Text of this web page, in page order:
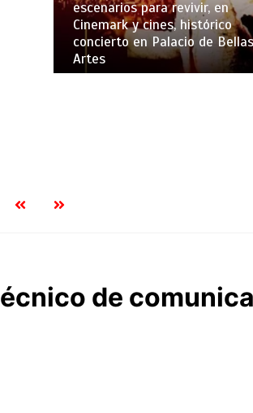
escenarios para revivir, en
Cinemark y cines, histórico
concierto en Palacio de Bellas
Artes
de